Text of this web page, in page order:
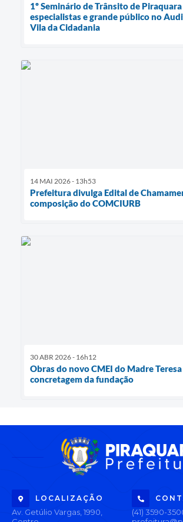
1º Seminário de Trânsito de
especialistas e grande público no
Vila da Cidadania
14 MAI 2026 - 13h53
Prefeitura divulga Edital de
composição do COMCIURB
30 ABR 2026 - 16h12
Obras do novo CMEI do Madre
concretagem da fundação
LOCALIZAÇÃO
Av. Getúlio Vargas, 1990,
(41) 3590-